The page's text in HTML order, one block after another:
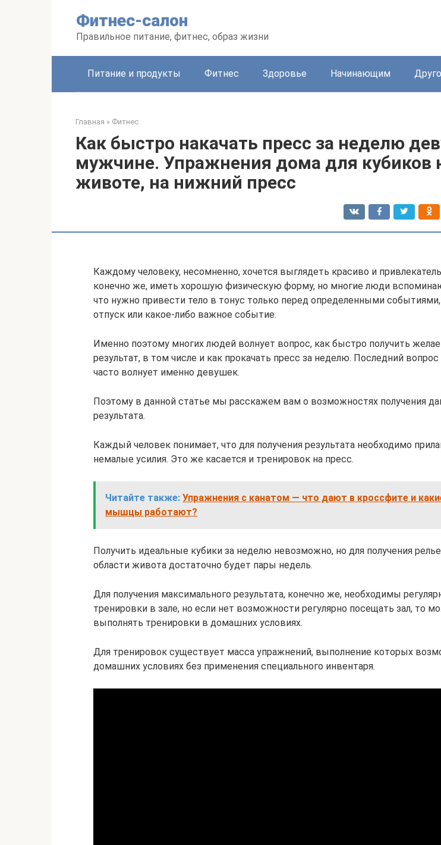
Фитнес-салон
Правильное питание, фитнес, образ жизни
Питание и продукты Фитнес Здоровье Начинающим
Главная » Фитнес
Как быстро накачать пресс за неделю
мужчине. Упражнения дома для кубиков
животе, на нижний пресс
Каждому человеку, несомненно, хочется выглядеть красиво и
конечно же, иметь хорошую физическую форму, но многие люди
что нужно привести тело в тонус только перед определенными
отпуск или какое-либо важное событие.
Именно поэтому многих людей волнует вопрос, как быстро получить
результат, в том числе и как прокачать пресс за неделю. Последний вопрос
часто волнует именно девушек.
Поэтому в данной статье мы расскажем вам о возможностях получения
результата.
Каждый человек понимает, что для получения результата необходимо
немалые усилия. Это же касается и тренировок на пресс.
Читайте также: Упражнения с канатом — что дают в кроссфите и
мышцы работают?
Получить идеальные кубики за неделю невозможно, но для получения
области живота достаточно будет пары недель.
Для получения максимального результата, конечно же, необходимы
тренировки в зале, но если нет возможности регулярно посещать зал, то
выполнять тренировки в домашних условиях.
Для тренировок существует масса упражнений, выполнение которых
домашних условиях без применения специального инвентаря.